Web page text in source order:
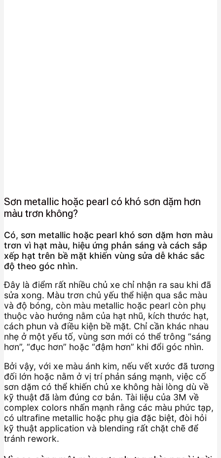
Sơn metallic hoặc pearl có khó sơn dặm hơn
màu trơn không?
Có, sơn metallic hoặc pearl khó sơn dặm hơn màu
trơn vì hạt màu, hiệu ứng phản sáng và cách sắp
xếp hạt trên bề mặt khiến vùng sửa dễ khác sắc
độ theo góc nhìn.
Đây là điểm rất nhiều chủ xe chỉ nhận ra sau khi đã
sửa xong. Màu trơn chủ yếu thể hiện qua sắc màu
và độ bóng, còn màu metallic hoặc pearl còn phụ
thuộc vào hướng nằm của hạt nhũ, kích thước hạt,
cách phun và điều kiện bề mặt. Chỉ cần khác nhau
nhẹ ở một yếu tố, vùng sơn mới có thể trông “sáng
hơn”, “đục hơn” hoặc “đậm hơn” khi đổi góc nhìn.
Bởi vậy, với xe màu ánh kim, nếu vết xước đã tương
đối lớn hoặc nằm ở vị trí phản sáng mạnh, việc cố
sơn dặm có thể khiến chủ xe không hài lòng dù về
kỹ thuật đã làm đúng cơ bản. Tài liệu của 3M về
complex colors nhấn mạnh rằng các màu phức tạp,
có ultrafine metallic hoặc phụ gia đặc biệt, đòi hỏi
kỹ thuật application và blending rất chặt chẽ để
tránh rework.